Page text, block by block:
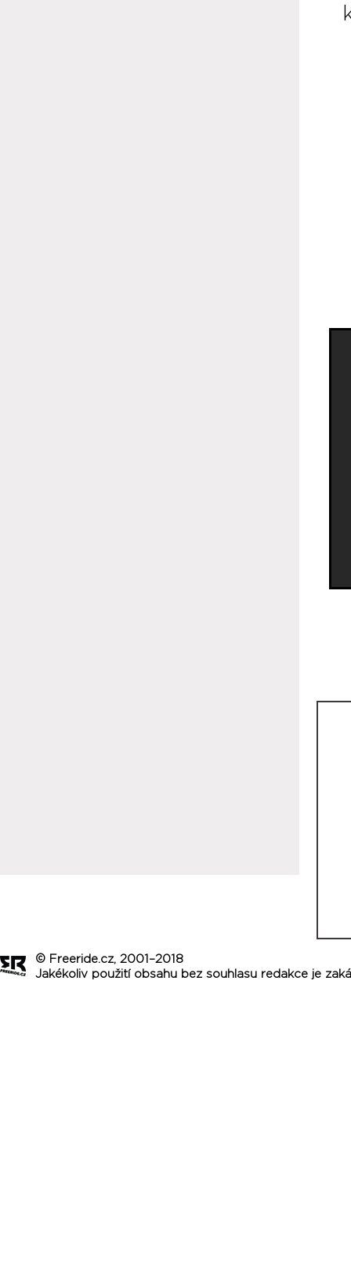
© Freeride.cz, 2001–2018
Jakékoliv použití obsahu bez souhlasu redakce je